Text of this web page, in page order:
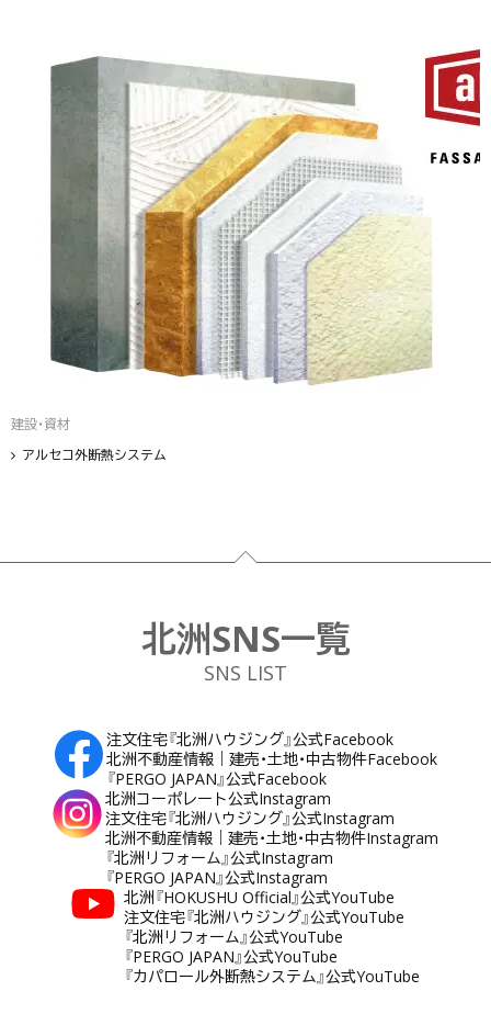
建設・資材
アルセコ外断熱システム
フッター
北洲SNS一覧
SNS LIST
注文住宅『北洲ハウジング』公式Facebook
北洲不動産情報｜建売・土地・中古物件Facebook
『PERGO JAPAN』公式Facebook
北洲コーポレート公式Instagram
注文住宅『北洲ハウジング』公式Instagram
北洲不動産情報｜建売・土地・中古物件Instagram
『北洲リフォーム』公式Instagram
『PERGO JAPAN』公式Instagram
北洲『HOKUSHU Official』公式YouTube
注文住宅『北洲ハウジング』公式YouTube
『北洲リフォーム』公式YouTube
『PERGO JAPAN』公式YouTube
『カパロール外断熱システム』公式YouTube